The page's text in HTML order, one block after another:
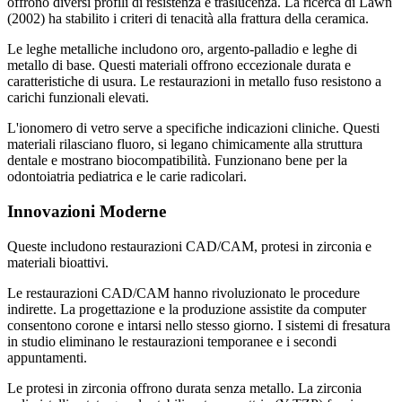
(2002) ha stabilito i criteri di tenacità alla frattura della ceramica.
Le leghe metalliche includono oro, argento-palladio e leghe di
metallo di base. Questi materiali offrono eccezionale durata e
caratteristiche di usura. Le restaurazioni in metallo fuso resistono a
carichi funzionali elevati.
L'ionomero di vetro serve a specifiche indicazioni cliniche. Questi
materiali rilasciano fluoro, si legano chimicamente alla struttura
dentale e mostrano biocompatibilità. Funzionano bene per la
odontoiatria pediatrica e le carie radicolari.
Innovazioni Moderne
Queste includono restaurazioni CAD/CAM, protesi in zirconia e
materiali bioattivi.
Le restaurazioni CAD/CAM hanno rivoluzionato le procedure
indirette. La progettazione e la produzione assistite da computer
consentono corone e intarsi nello stesso giorno. I sistemi di fresatura
in studio eliminano le restaurazioni temporanee e i secondi
appuntamenti.
Le protesi in zirconia offrono durata senza metallo. La zirconia